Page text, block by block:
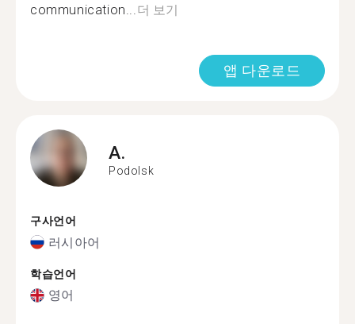
communication...더 보기
앱 다운로드
A.
Podolsk
구사언어
러시아어
학습언어
영어